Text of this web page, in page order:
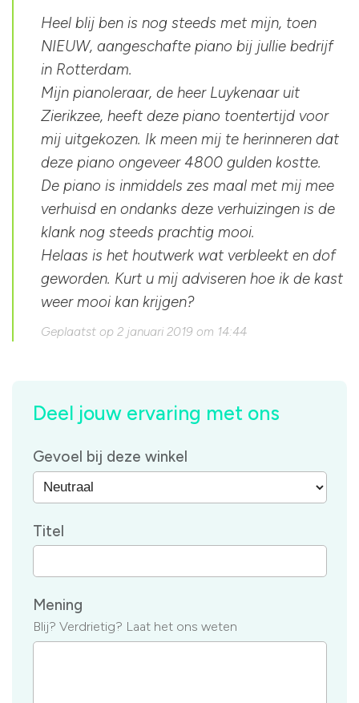
Heel blij ben is nog steeds met mijn, toen
NIEUW, aangeschafte piano bij jullie bedrijf
in Rotterdam.
Mijn pianoleraar, de heer Luykenaar uit
Zierikzee, heeft deze piano toentertijd voor
mij uitgekozen. Ik meen mij te herinneren dat
deze piano ongeveer 4800 gulden kostte.
De piano is inmiddels zes maal met mij mee
verhuisd en ondanks deze verhuizingen is de
klank nog steeds prachtig mooi.
Helaas is het houtwerk wat verbleekt en dof
geworden. Kurt u mij adviseren hoe ik de kast
weer mooi kan krijgen?
Geplaatst op 2 januari 2019 om 14:44
Deel jouw ervaring met ons
Gevoel bij deze winkel
Titel
Mening
Blij? Verdrietig? Laat het ons weten